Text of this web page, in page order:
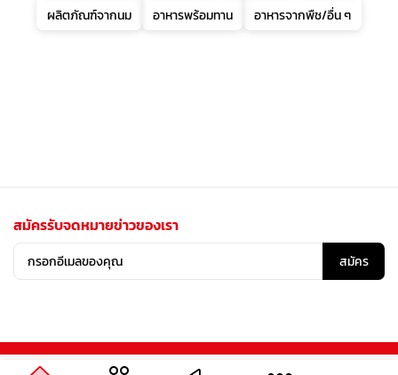
ผลิตภัณฑ์จากนม
อาหารพร้อมทาน อาหารจากพืช/อื่น ๆ
สมัครรับจดหมายข่าวของเรา
สมัคร